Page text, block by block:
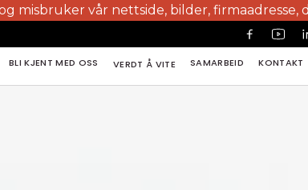
BLI KJENT MED OSS
VERDT Å VITE
SAMARBEID
KONTAKT
nettside, bilder, firmaadresse, design og